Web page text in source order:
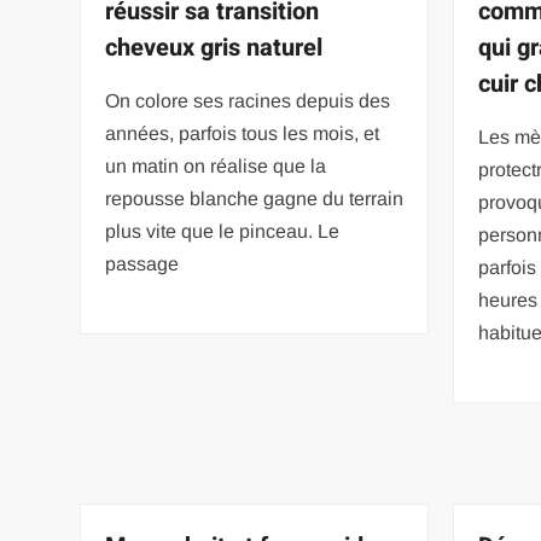
réussir sa transition
cheveux gris naturel
On colore ses racines depuis des
années, parfois tous les mois, et
un matin on réalise que la
repousse blanche gagne du terrain
plus vite que le pinceau. Le
passage
qui
cuir
Les